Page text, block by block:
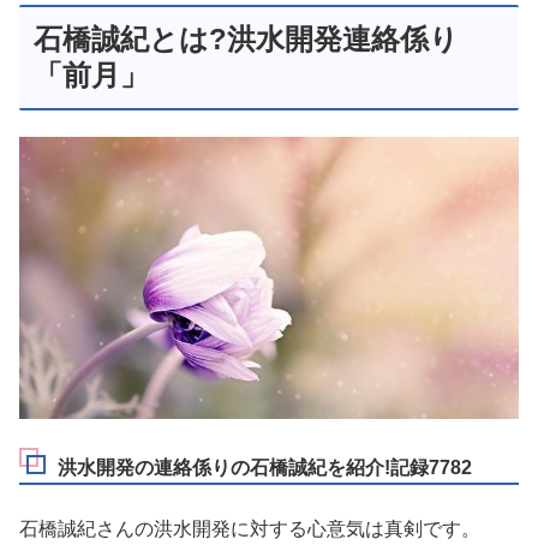
石橋誠紀とは?洪水開発連絡係り
「前月」
洪水開発の連絡係りの石橋誠紀を紹介!記録7782
石橋誠紀さんの洪水開発に対する心意気は真剣です。